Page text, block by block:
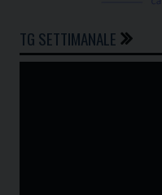
TG SETTIMANALE